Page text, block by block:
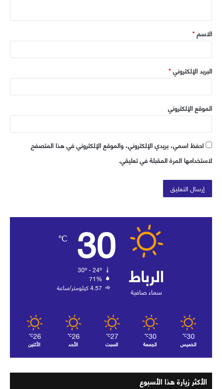
ق
*
الاسم*
البريد الإلكتروني*
الموقع الإلكتروني
احفظ اسمي، بريدي الإلكتروني، والموقع الإلكتروني في هذا المتصفح
لاستخدامها المرة المقبلة في تعليقي.
الرباط
سماء صافية
30
℃
71%
4.57 كيلومتر/ساعة
30
℃
الخميس
30
℃
الجمعة
27
℃
السبت
26
℃
الأحد
26
℃
الأثنين
الأكثر زيارة هذا الأسبوع